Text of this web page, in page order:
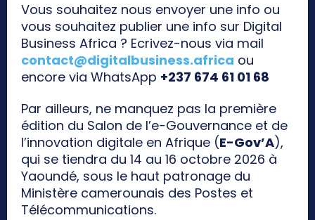
Vous souhaitez nous envoyer une info ou
vous souhaitez publier une info sur Digital
Business Africa ? Ecrivez-nous via mail
contact@digitalbusiness.africa ou
encore via WhatsApp +237 674 61 01 68
Par ailleurs, ne manquez pas la première
édition du Salon de l’e-Gouvernance et de
l’innovation digitale en Afrique (E-Gov’A),
qui se tiendra du 14 au 16 octobre 2026 à
Yaoundé, sous le haut patronage du
Ministère camerounais des Postes et
Télécommunications.